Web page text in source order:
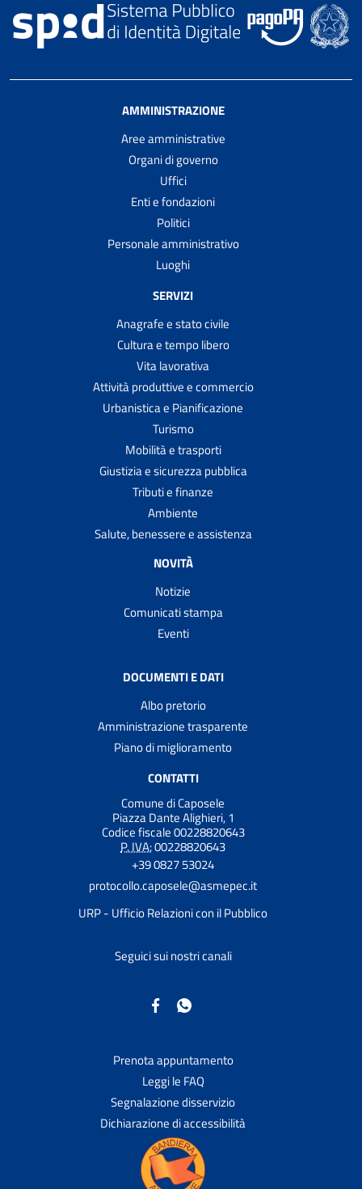
AMMINISTRAZIONE
Aree amministrative
Organi di governo
Uffici
Enti e fondazioni
Politici
Personale amministrativo
Luoghi
SERVIZI
Anagrafe e stato civile
Cultura e tempo libero
Vita lavorativa
Attività produttive e commercio
Urbanistica e Pianificazione
Turismo
Mobilità e trasporti
Giustizia e sicurezza pubblica
Tributi e finanze
Ambiente
Salute, benessere e assistenza
NOVITÀ
Notizie
Comunicati stampa
Eventi
DOCUMENTI E DATI
Albo pretorio
Amministrazione trasparente
Piano di miglioramento
CONTATTI
Comune di Caposele
Piazza Dante Alighieri, 1
Codice fiscale 00228820643
P. IVA:00228820643
+39 0827 53024
protocollo.caposele@asmepec.it
URP - Ufficio Relazioni con il Pubblico
Seguici sui nostri canali
Prenota appuntamento
Leggi le FAQ
Segnalazione disservizio
Dichiarazione di accessibilità